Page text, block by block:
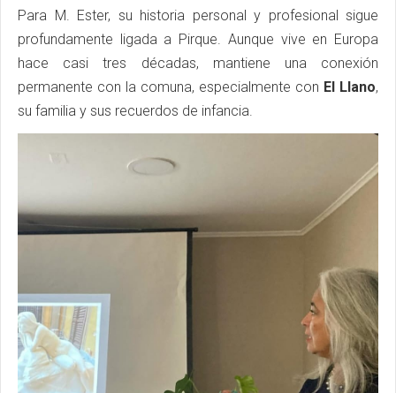
Para M. Ester, su historia personal y profesional sigue
profundamente ligada a Pirque. Aunque vive en Europa
hace casi tres décadas, mantiene una conexión
permanente con la comuna, especialmente con El Llano,
su familia y sus recuerdos de infancia.